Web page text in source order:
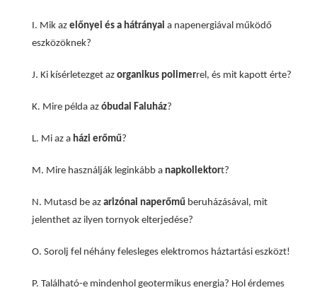
I. Mik az előnyei és a hátrányai a napenergiával működő
eszközöknek?
J. Ki kísérletezget az organikus polimerrel, és mit kapott érte?
K. Mire példa az óbudai Faluház?
L. Mi az a házi erőmű?
M. Mire használják leginkább a napkollektort?
N. Mutasd be az arizónai naperőmű beruházásával, mit
jelenthet az ilyen tornyok elterjedése?
O. Sorolj fel néhány felesleges elektromos háztartási eszközt!
P. Található-e mindenhol geotermikus energia? Hol érdemes